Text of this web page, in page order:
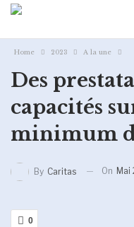
Home 2023 A la une
Des
capacités
minimum
By Caritas On Mai
0